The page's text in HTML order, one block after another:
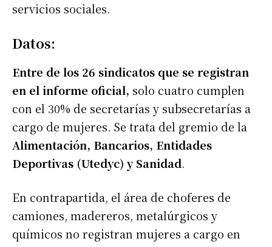
servicios sociales.
Datos:
Entre de los 26 sindicatos que se registran
en el informe oficial, solo cuatro cumplen
con el 30% de secretarías y subsecretarías a
cargo de mujeres. Se trata del gremio de la
Alimentación, Bancarios, Entidades
Deportivas (Utedyc) y Sanidad.
En contrapartida, el área de choferes de
camiones, madereros, metalúrgicos y
químicos no registran mujeres a cargo en